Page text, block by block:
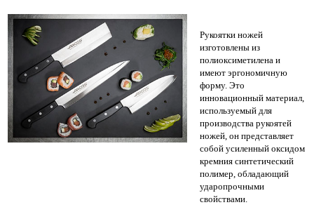
Рукоятки ножей
изготовлены из
полиоксиметилена и
имеют эргономичную
форму. Это
инновационный материал,
используемый для
производства рукоятей
ножей, он представляет
собой усиленный оксидом
кремния синтетический
полимер, обладающий
ударопрочными
свойствами.